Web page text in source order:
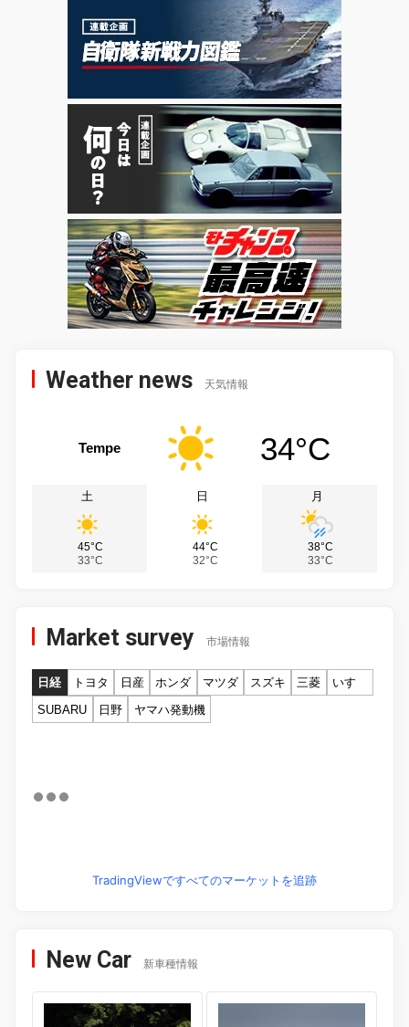
Weather news 天気情報
Tempe 34°C
土
45°C
33°C
日
44°C
32°C
月
38°C
33°C
Market survey 市場情報
日経 トヨタ 日産 ホンダ マツダ スズキ 三菱
いすゞ
SUBARU
日野 ヤマハ発動機
TradingViewですべてのマーケットを追跡
New Car 新車種情報